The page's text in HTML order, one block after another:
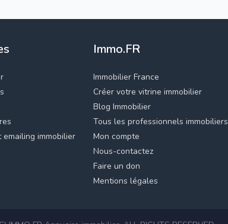
immobilier
Immo.FR
Immobilier France
Créer votre vitrine immobilier
Blog Immobilier
Tous les professionnels immobiliers
Mon compte
Nous-contactez
Faire un don
Mentions légales